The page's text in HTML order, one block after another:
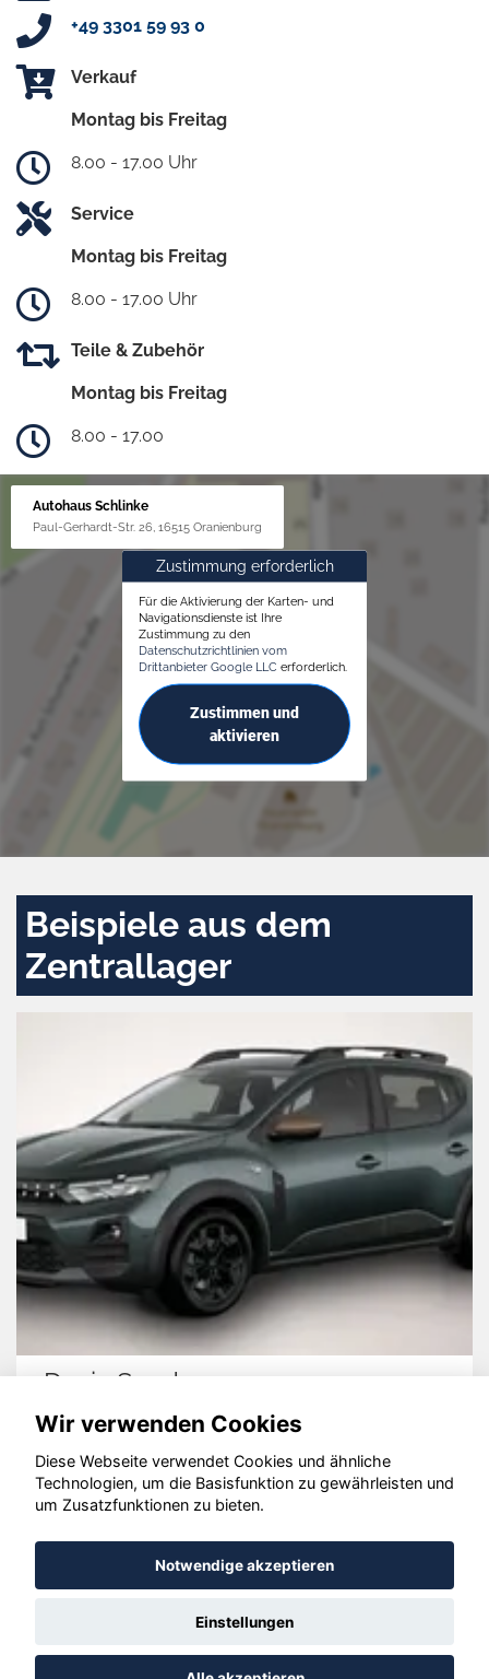
+49 3301 59 93 0
Verkauf
Montag bis Freitag
8.00 - 17.00 Uhr
Service
Montag bis Freitag
8.00 - 17.00 Uhr
Teile & Zubehör
Montag bis Freitag
8.00 - 17.00
Autohaus Schlinke
Paul-Gerhardt-Str. 26, 16515 Oranienburg
Zustimmung erforderlich
Für die Aktivierung der Karten- und
Navigationsdienste ist Ihre
Zustimmung zu den
Datenschutzrichtlinien vom
Drittanbieter Google LLC erforderlich.
Zustimmen und
aktivieren
Beispiele aus dem
Zentrallager
Dacia Sandero
© konjunkturmotor.de GmbH 2020 - 2026
Wir verwenden Cookies
Diese Webseite verwendet Cookies und ähnliche
Technologien, um die Basisfunktion zu gewährleisten und
um Zusatzfunktionen zu bieten.
Notwendige akzeptieren
Einstellungen